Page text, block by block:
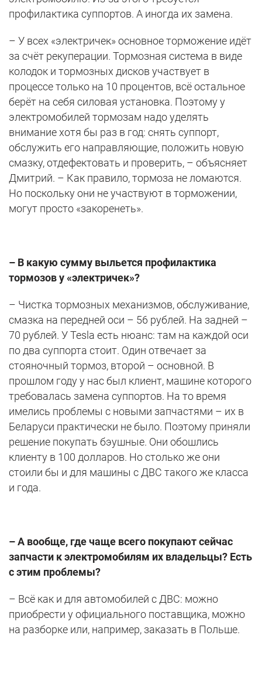
профилактика суппортов. А иногда их замена.
– У всех «электричек» основное торможение идёт
за счёт рекуперации. Тормозная система в виде
колодок и тормозных дисков участвует в
процессе только на 10 процентов, всё остальное
берёт на себя силовая установка. Поэтому у
электромобилей тормозам надо уделять
внимание хотя бы раз в год: снять суппорт,
обслужить его направляющие, положить новую
смазку, отдефектовать и проверить, – объясняет
Дмитрий. – Как правило, тормоза не ломаются.
Но поскольку они не участвуют в торможении,
могут просто «закоренеть».
– В какую сумму выльется профилактика
тормозов у «электричек»?
– Чистка тормозных механизмов, обслуживание,
смазка на передней оси – 56 рублей. На задней –
70 рублей. У Tesla есть нюанс: там на каждой оси
по два суппорта стоит. Один отвечает за
стояночный тормоз, второй – основной. В
прошлом году у нас был клиент, машине которого
требовалась замена суппортов. На то время
имелись проблемы с новыми запчастями – их в
Беларуси практически не было. Поэтому приняли
решение покупать бэушные. Они обошлись
клиенту в 100 долларов. Но столько же они
стоили бы и для машины с ДВС такого же класса
и года.
– А вообще, где чаще всего покупают сейчас
запчасти к электромобилям их владельцы? Есть
с этим проблемы?
– Всё как и для автомобилей с ДВС: можно
приобрести у официального поставщика, можно
на разборке или, например, заказать в Польше.